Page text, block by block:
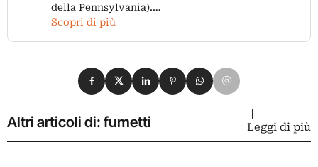
della Pennsylvania).…
Scopri di più
Condividi su Facebook
Condividi su X
Condividi su LinkedIn
Condividi su Pinterest
Condividi su WhatsApp
Condividi su Email
Altri articoli di: fumetti Leggi di più